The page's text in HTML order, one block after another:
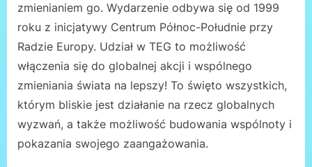
zmienianiem go. Wydarzenie odbywa się od 1999
roku z inicjatywy Centrum Północ-Południe przy
Radzie Europy. Udział w TEG to możliwość
włączenia się do globalnej akcji i wspólnego
zmieniania świata na lepszy! To święto wszystkich,
którym bliskie jest działanie na rzecz globalnych
wyzwań, a także możliwość budowania wspólnoty i
pokazania swojego zaangażowania.